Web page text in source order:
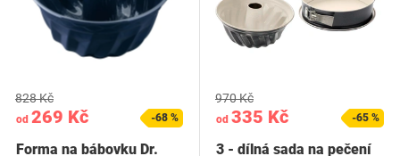
od 269 Kč
828 Kč
-68 %
Forma na bábovku Dr.
od 335 Kč
970 Kč
-65 %
3 - dílná sada na pečení